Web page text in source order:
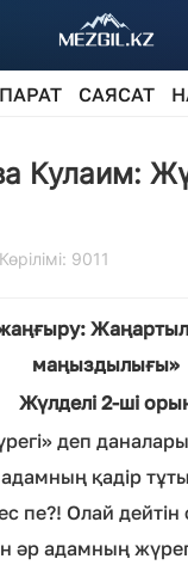
САЯСАТ
Кулаим:
Көрілімі: 9011
маңыздылығы»
Жүлделі 2-ші
деп
қадір
пе?! Олай дейтін
әр адамның